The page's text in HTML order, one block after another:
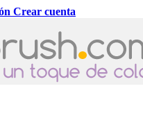
Crear cuenta